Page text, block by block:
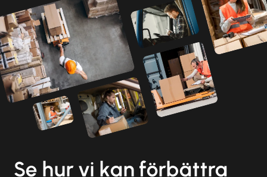
Se hur vi kan förbättra